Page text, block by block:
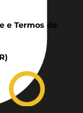
e Termos de